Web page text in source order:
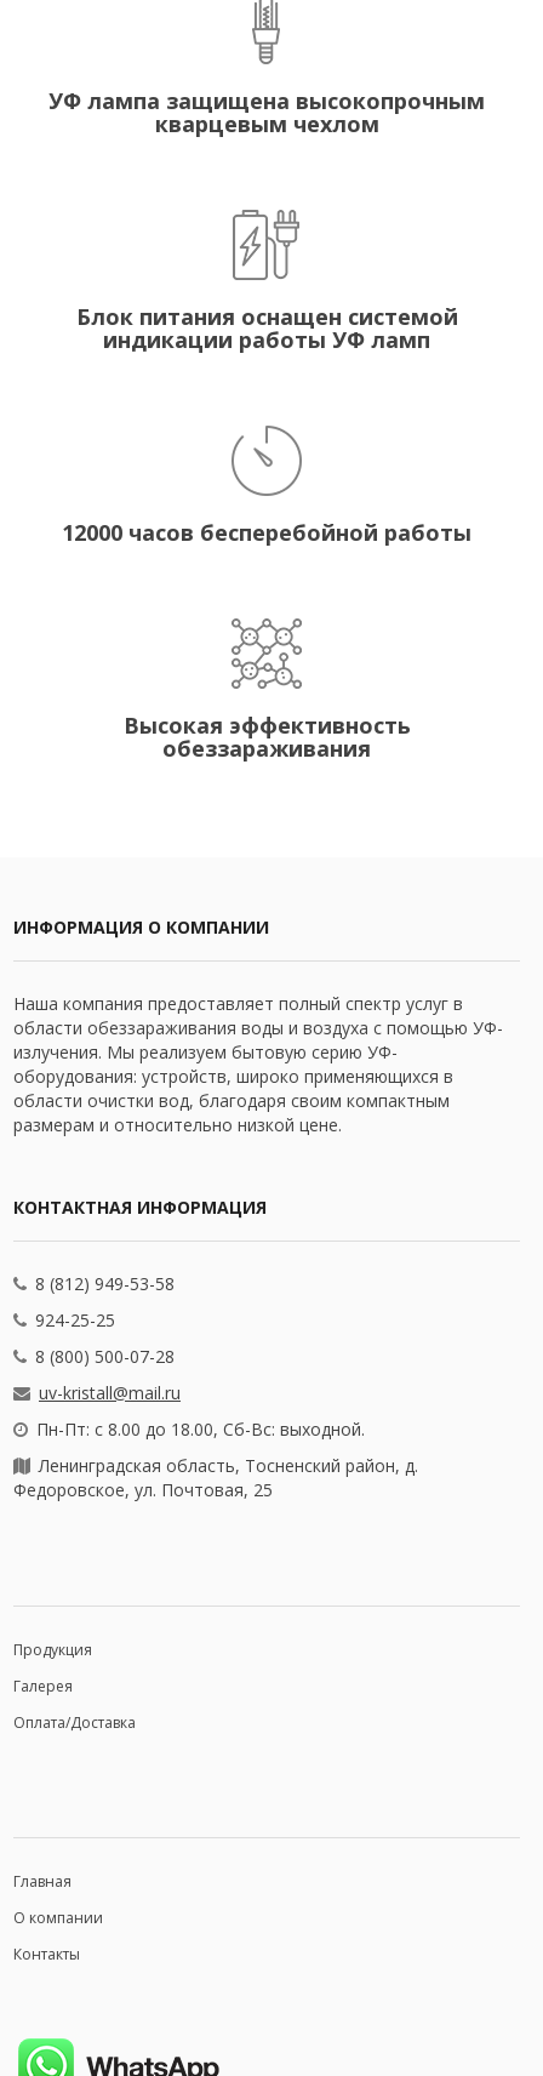
УФ лампа защищена высокопрочным
кварцевым чехлом
Блок питания оснащен системой
индикации работы УФ ламп
12000 часов бесперебойной работы
Высокая эффективность
обеззараживания
ИНФОРМАЦИЯ О КОМПАНИИ
Наша компания предоставляет полный спектр услуг в
области обеззараживания воды и воздуха с помощью УФ-
излучения. Мы реализуем бытовую серию УФ-
оборудования: устройств, широко применяющихся в
области очистки вод, благодаря своим компактным
размерам и относительно низкой цене.
КОНТАКТНАЯ ИНФОРМАЦИЯ
8 (812) 949-53-58
924-25-25
8 (800) 500-07-28
uv-kristall@mail.ru
Пн-Пт: с 8.00 до 18.00, Сб-Вс: выходной.
Ленинградская область, Тосненский район, д.
Федоровское, ул. Почтовая, 25
Продукция
Галерея
Оплата/Доставка
Главная
О компании
Контакты